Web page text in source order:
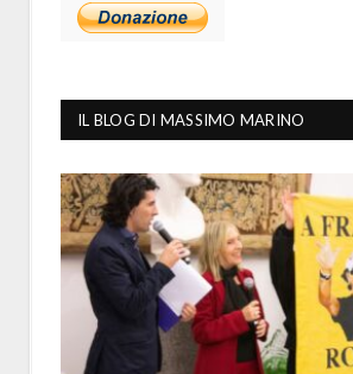
IL BLOG DI MASSIMO MARINO